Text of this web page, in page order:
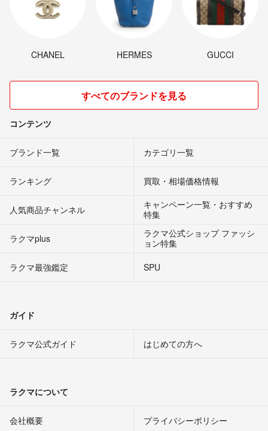
CHANEL HERMES GUCCI
すべてのブランドを見る
コンテンツ
ブランド一覧 カテゴリ一覧
ランキング 買取・相場価格情報
人気商品チャンネル
キャンペーン一覧・おすすめ
特集
ラクマplus
ラクマ公式ショップ ファッシ
ョン特集
ラクマ最強鑑定
SPU
ガイド
ラクマ公式ガイド はじめての方へ
ラクマについて
会社概要 プライバシーポリシー